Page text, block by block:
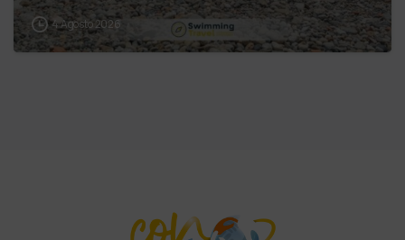
4 Agosto 2026